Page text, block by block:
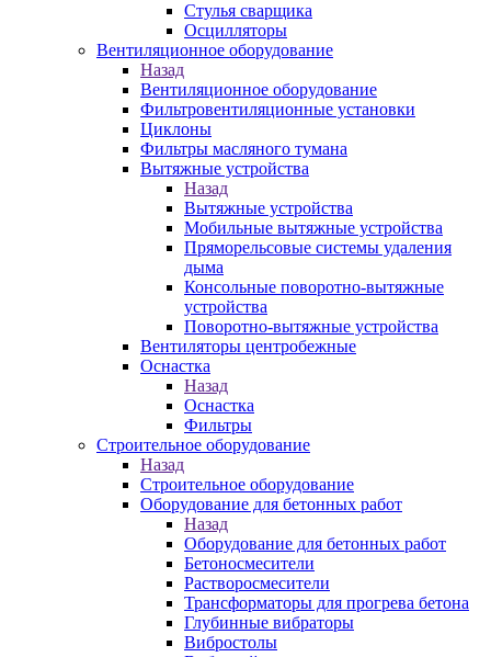
Стулья сварщика
Осцилляторы
Вентиляционное оборудование
Назад
Вентиляционное оборудование
Фильтровентиляционные установки
Циклоны
Фильтры масляного тумана
Вытяжные устройства
Назад
Вытяжные устройства
Мобильные вытяжные устройства
Пряморельсовые системы удаления
дыма
Консольные поворотно-вытяжные
устройства
Поворотно-вытяжные устройства
Вентиляторы центробежные
Оснастка
Назад
Оснастка
Фильтры
Строительное оборудование
Назад
Строительное оборудование
Оборудование для бетонных работ
Назад
Оборудование для бетонных работ
Бетоносмесители
Растворосмесители
Трансформаторы для прогрева бетона
Глубинные вибраторы
Вибростолы